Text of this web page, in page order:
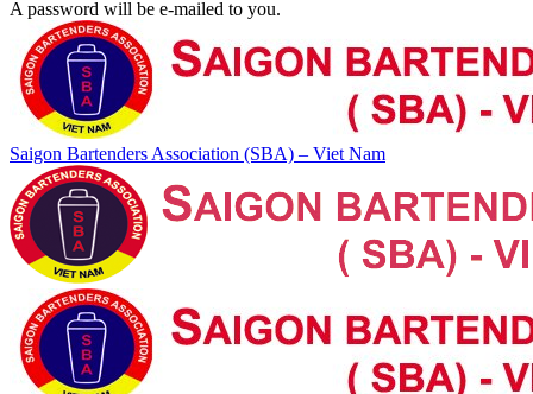
A password will be e-mailed to you.
Saigon Bartenders Association (SBA) – Viet Nam